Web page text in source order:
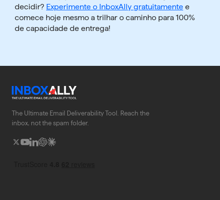
decidir? Experimente o InboxAlly gratuitamente e
comece hoje mesmo a trilhar o caminho para 100%
de capacidade de entrega!
The Ultimate Email Deliverability Tool. Reach the
inbox, not the spam folder.